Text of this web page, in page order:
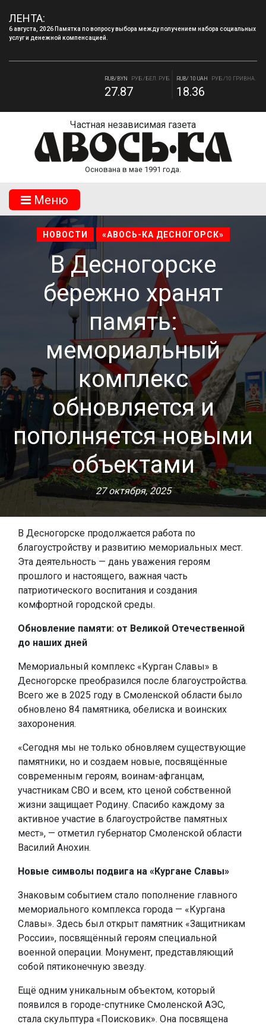
ЛЕНТА:
6 августа, 2026 Памятка по вопросу выбора между получением набора социальных
услуг и денежной компенсацией.
РУБ./ДОЛЛАР RUB/EUR
27.87 18.36
Частная независимая газета
Основана в мае 1991 года.
Mеню
НОВОСТИ «АВОСЬ-КА ДЕСНОГОРСК»
В Десногорске
бережно хранят
память:
мемориальный
комплекс
обновляется и
пополняется новыми
объектами
27 октября, 2025
В Десногорске продолжается работа по
благоустройству и развитию мемориальных мест.
Эта деятельность — дань уважения героям
прошлого и настоящего, важная часть
патриотического воспитания и создания
комфортной городской среды.
Обновление памяти: от Великой Отечественной
до наших дней
Мемориальный комплекс «Курган Славы» в
Десногорске преобразился после благоустройства.
Всего же в 2025 году в Смоленской области было
обновлено 84 памятника, обелиска и воинских
захоронения.
«Сегодня мы не только обновляем существующие
памятники, но и создаем новые, посвящённые
современным героям, воинам-афганцам,
участникам СВО и всем, кто ценой собственной
жизни защищает Родину. Спасибо каждому за
активное участие в благоустройстве памятных
мест», — отметил губернатор Смоленской области
Василий Анохин.
Новые символы подвига на «Кургане Славы»
Знаковым событием стало пополнение главного
мемориального комплекса города — «Кургана
Славы». Здесь был открыт памятник «Защитникам
России», посвящённый героям специальной
военной операции. Монумент, представляющий
собой пятиконечную звезду.
Ещё одним уникальным объектом, который
появился в городе-спутнике Смоленской АЭС,
стала скульптура «Поисковик». Она посвящена